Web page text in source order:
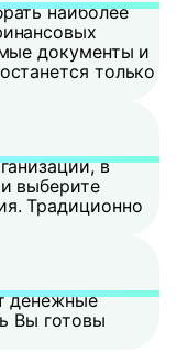
наиболее
документы и
только
в
выберите
Традиционно
денежные
Вы готовы